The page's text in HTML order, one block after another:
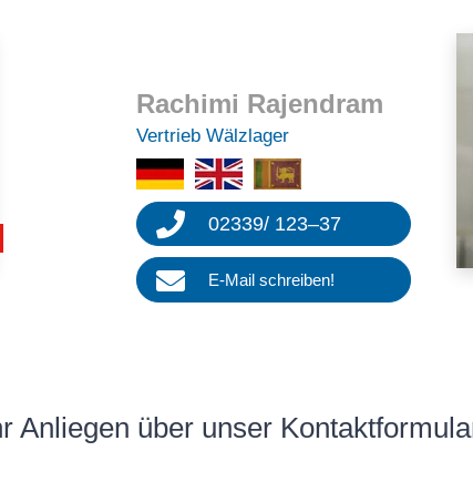
Rachimi Rajen­dram
Vertrieb Wälzla­ger
02339/ 123–37
E‑Mail schrei­ben!
Anlie­gen über unser